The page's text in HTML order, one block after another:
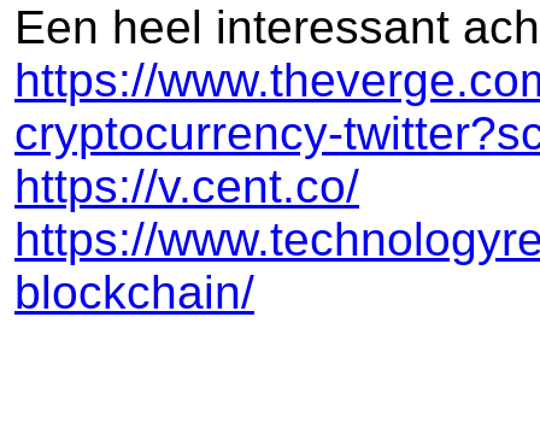
Een heel interessant
https://
cryptocurrency-
https://v.cent.co/
https://
blockchain/